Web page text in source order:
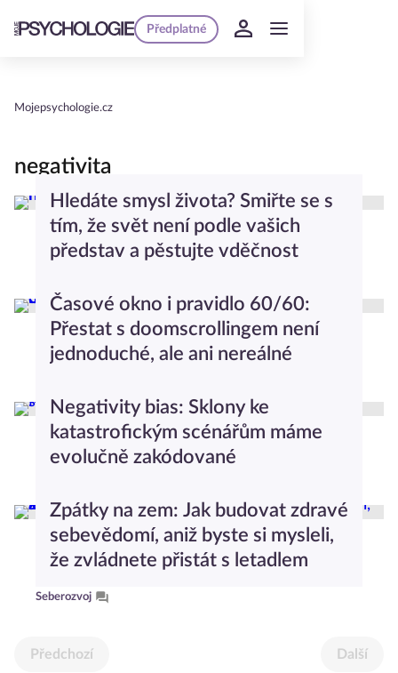
Předplatné
Mojepsychologie.cz
negativita
Hledáte smysl života? Smiřte se s
tím, že svět není podle vašich
představ a pěstujte vděčnost
Časové okno i pravidlo 60/60:
Přestat s doomscrollingem není
jednoduché, ale ani nereálné
Negativity bias: Sklony ke
katastrofickým scénářům máme
evolučně zakódované
Zpátky na zem: Jak budovat zdravé
sebevědomí, aniž byste si mysleli,
že zvládnete přistát s letadlem
Seberozvoj
Předchozí Další